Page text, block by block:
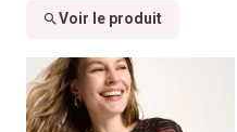
Voir le produit